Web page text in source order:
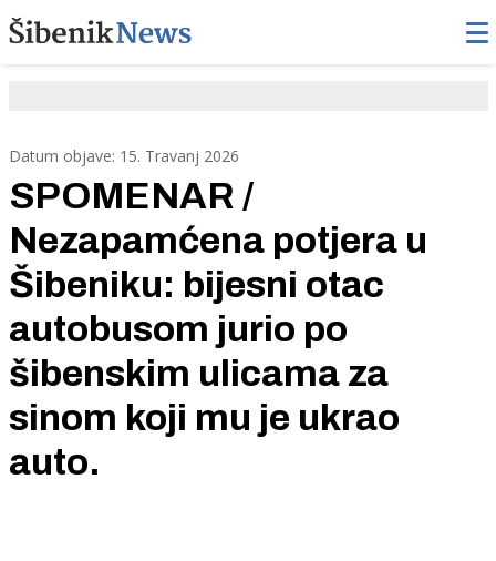
Datum objave: 15. Travanj 2026
SPOMENAR /
Nezapamćena potjera u
Šibeniku: bijesni otac
autobusom jurio po
šibenskim ulicama za
sinom koji mu je ukrao
auto.